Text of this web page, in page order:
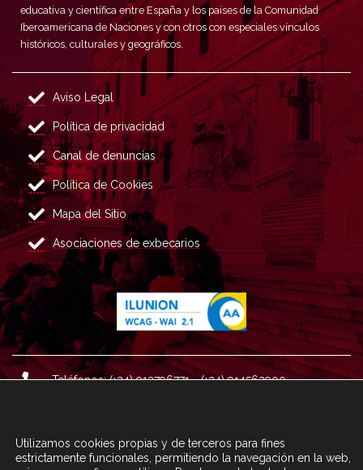
educativa y científica entre España y los países de la Comunidad
Iberoamericana de Naciones y con otros con especiales vínculos
históricos, culturales y geográficos.
Aviso Legal
Política de privacidad
Canal de denuncias
Política de Cookies
Mapa del Sitio
Asociaciones de exbecarios
Teléfonos: (+34) 913796771 - (+34) 914562900
Correo : informacion@fundacioncarolina.es
Utilizamos cookies propias y de terceros para fines
estrictamente funcionales, permitiendo la navegación en la web,